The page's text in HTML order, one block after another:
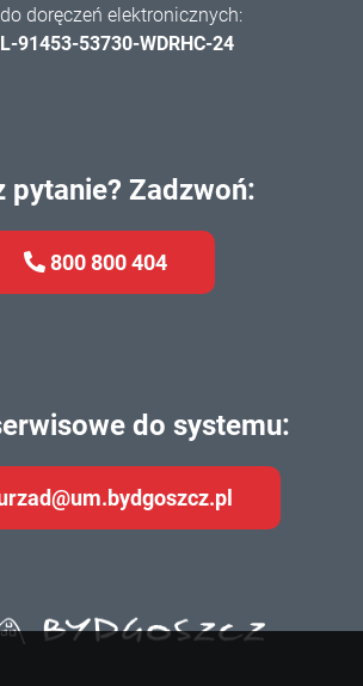
doręczeń elektronicznych:
91453-53730-WDRHC-24
pytanie? Zadzwoń:
800 800 404
do systemu: